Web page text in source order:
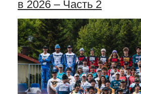
в 2026 – Часть 2